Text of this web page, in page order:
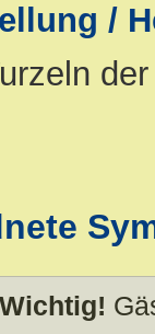
/
Wichtig!